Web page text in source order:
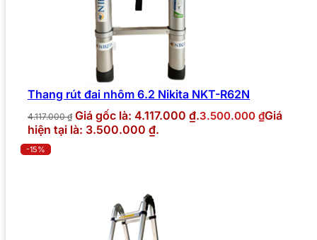
Thang rút đai nhôm 6.2 Nikita NKT-R62N
4.117.000₫ Giá gốc là: 4.117.000 ₫.3.500.000 ₫Giá
hiện tại là: 3.500.000 ₫.
-15%